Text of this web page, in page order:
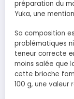
préparation du
Yuka, une
Sa composition
problématiques
teneur correcte
moins salée que
cette brioche
100 g, une valeur